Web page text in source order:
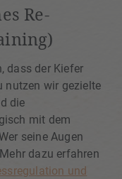
Re-
dass der Kiefer
nutzen wir gezielte
die
mit dem
seine Augen
dazu erfahren
und